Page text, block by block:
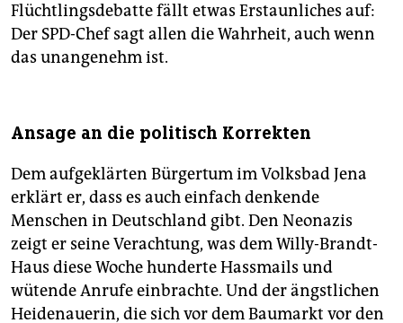
Flüchtlingsdebatte fällt etwas Erstaunliches auf:
Der SPD-Chef sagt allen die Wahrheit, auch wenn
das unangenehm ist.
Ansage an die politisch Korrekten
Dem aufgeklärten Bürgertum im Volksbad Jena
erklärt er, dass es auch einfach denkende
Menschen in Deutschland gibt. Den Neonazis
zeigt er seine Verachtung, was dem Willy-Brandt-
Haus diese Woche hunderte Hassmails und
wütende Anrufe einbrachte. Und der ängstlichen
Heidenauerin, die sich vor dem Baumarkt vor den